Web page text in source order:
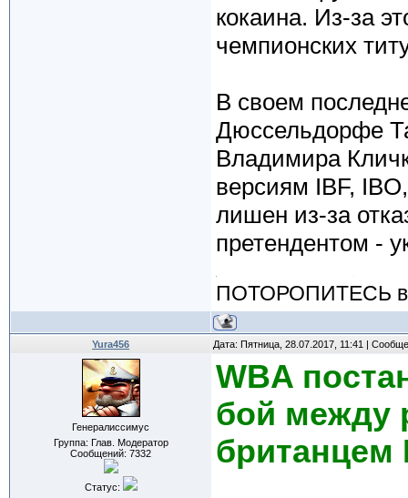
кокаина. Из-за
чемпионских
В своем
Дюссельдорфе
Владимира
версиям IBF,
лишен из-за
претендентом -
ПОТОРОПИТЕСЬ
Yura456 Дата: Пятница, 28.07.2017, 11:41 |
Генералиссимус
Группа: Глав. Модератор
Сообщений: 7332
Статус:
WBA
бой между
британцем